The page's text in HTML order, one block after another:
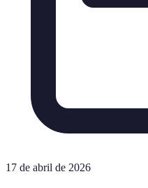
17 de abril de 2026